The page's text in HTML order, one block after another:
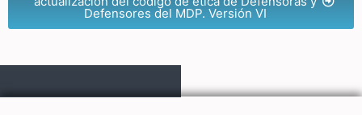
Defensores del MDP. Versión VI